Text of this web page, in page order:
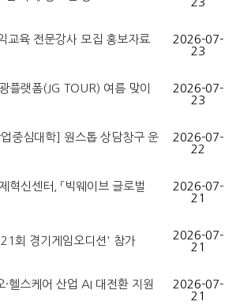
교육 전문강사 모집 홍보자료
2026-07-
23
플랫폼(JG TOUR) 여름 맞이
2026-07-
23
중심대학] 원스톱 상담창구 운
2026-07-
22
혁신센터, 「빅웨이브 글로벌
2026-07-
21
회 경기게임오디션' 참가
2026-07-
21
·헬스케어 산업 AI 대전환 지원
2026-07-
21